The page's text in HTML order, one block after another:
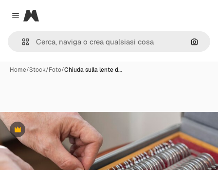
Close menu
Magnific
Cerca
Home/Stock/Foto/Chiuda sulla lente d…
Premium